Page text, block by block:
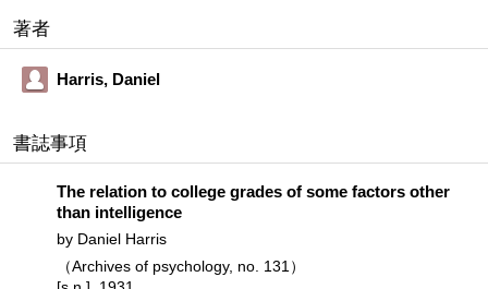
著者
Harris, Daniel
書誌事項
The relation to college grades of some factors other
than intelligence
by Daniel Harris
（Archives of psychology, no. 131）